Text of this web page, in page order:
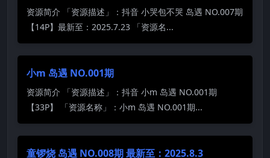
资源简介 「资源描述」：抖音 小哭包不哭 岛遇 NO.007期
【14P】最新至：2025.7.23 「资源名...
小m 岛遇 NO.001期
资源简介 「资源描述」：抖音 小m 岛遇 NO.001期
【33P】 「资源名称」：小m 岛遇 NO.001期...
童锣烧 岛遇 NO.008期 最新至：2025.8.3